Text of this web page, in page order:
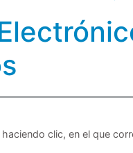
clic, en el que